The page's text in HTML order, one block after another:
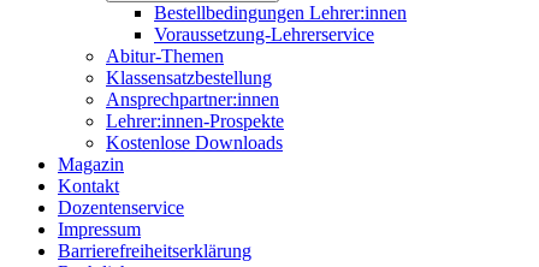
Bestellbedingungen Lehrer:innen
Voraussetzung-Lehrerservice
Abitur-Themen
Klassensatzbestellung
Ansprechpartner:innen
Lehrer:innen-Prospekte
Kostenlose Downloads
Magazin
Kontakt
Dozentenservice
Impressum
Barrierefreiheitserklärung